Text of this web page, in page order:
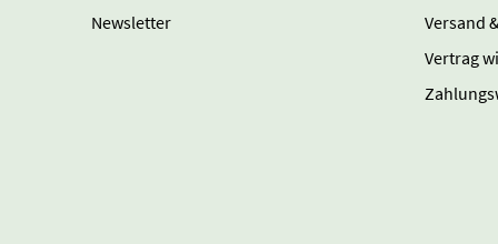
Newsletter
Versand
Vertrag